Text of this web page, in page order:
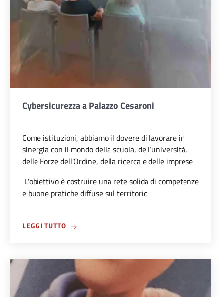
Cybersicurezza a Palazzo Cesaroni
Come istituzioni, abbiamo il dovere di lavorare in
sinergia con il mondo della scuola, dell’università,
delle Forze dell'Ordine, della ricerca e delle imprese
L'obiettivo è costruire una rete solida di competenze
e buone pratiche diffuse sul territorio
LEGGI TUTTOABOUT CYBERSICUREZZA A PALAZZO